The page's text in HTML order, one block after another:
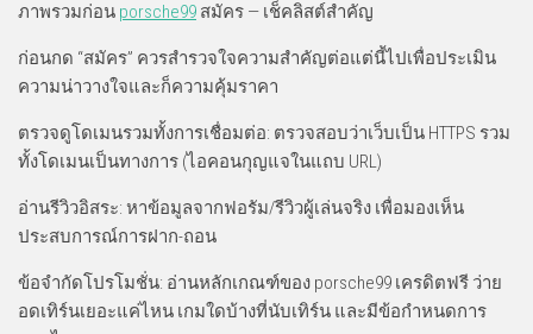
ภาพรวมก่อน porsche99 สมัคร — เช็คลิสต์สำคัญ
ก่อนกด “สมัคร” ควรสำรวจใจความสำคัญต่อแต่นี้ไปเพื่อประเมิน
ความน่าวางใจและก็ความคุ้มราคา
ตรวจดูโดเมนรวมทั้งการเชื่อมต่อ: ตรวจสอบว่าเว็บเป็น HTTPS รวม
ทั้งโดเมนเป็นทางการ (ไอคอนกุญแจในแถบ URL)
อ่านรีวิวอิสระ: หาข้อมูลจากฟอรัม/รีวิวผู้เล่นจริง เพื่อมองเห็น
ประสบการณ์การฝาก-ถอน
ข้อจำกัดโปรโมชั่น: อ่านหลักเกณฑ์ของ porsche99 เครดิตฟรี ว่าย
อดเทิร์นเยอะแค่ไหน เกมใดบ้างที่นับเทิร์น และมีข้อกำหนดการ